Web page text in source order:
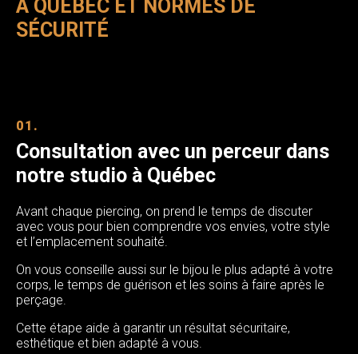
À QUÉBEC ET NORMES DE
SÉCURITÉ
01.
Consultation avec un perceur dans
notre studio à Québec
Avant chaque piercing, on prend le temps de discuter
avec vous pour bien comprendre vos envies, votre style
et l’emplacement souhaité.
On vous conseille aussi sur le bijou le plus adapté à votre
corps, le temps de guérison et les soins à faire après le
perçage.
Cette étape aide à garantir un résultat sécuritaire,
esthétique et bien adapté à vous.